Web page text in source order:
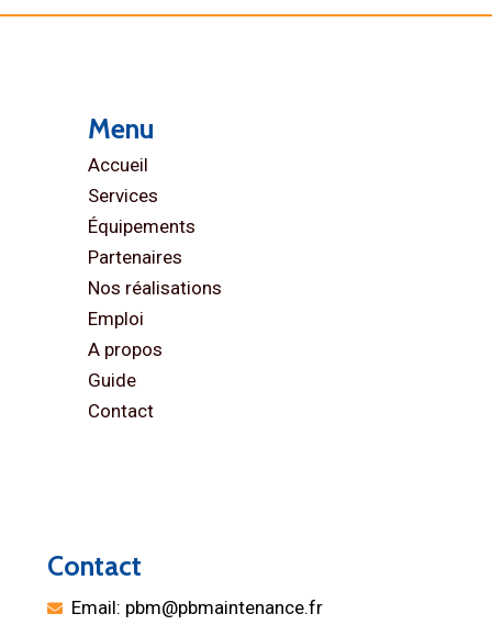
Menu
Accueil
Services
Équipements
Partenaires
Nos réalisations
Emploi
A propos
Guide
Contact
Contact
Email: pbm@pbmaintenance.fr